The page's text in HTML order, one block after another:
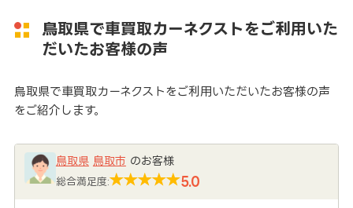
鳥取県で車買取カーネクストをご利用いた
だいたお客様の声
鳥取県で車買取カーネクストをご利用いただいたお客様の声
をご紹介します。
鳥取県 鳥取市 のお客様
総合満足度: 5.0